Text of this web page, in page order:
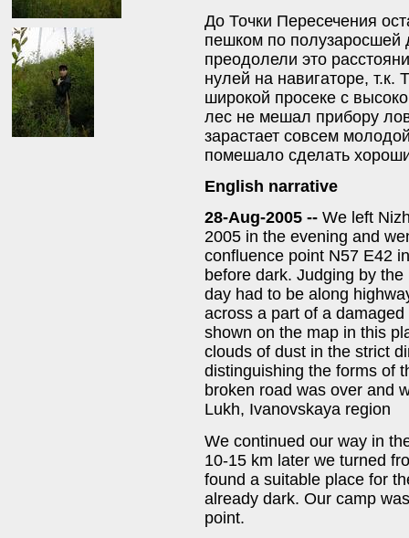
До Точки Пересечения
пешком по полузаросшей
преодолели это
нулей на навигаторе, т.к.
широкой просеке с
лес не мешал прибору
зарастает совсем
помешало сделать
English narrative
28-Aug-2005 -- We left
2005 in the evening and
confluence point N57 E42
before dark. Judging by
day had to be along
across a part of a
shown on the map in this
clouds of dust in the strict
distinguishing the forms of
broken road was over and
Lukh, Ivanovskaya region
We continued our way in
10-15 km later we turned
found a suitable place for
already dark. Our camp
point.